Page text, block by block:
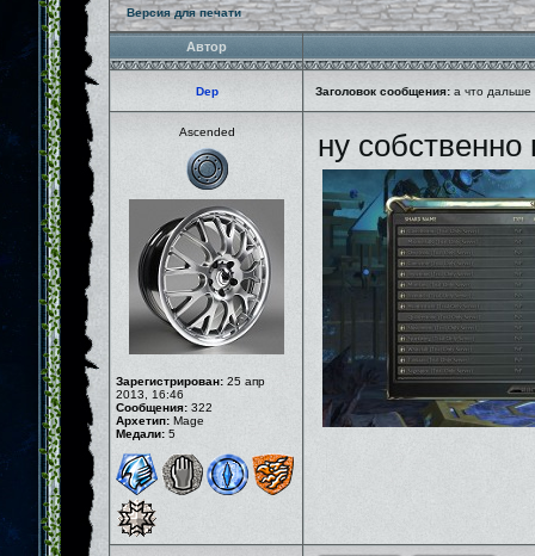
Версия для печати
Автор
Dep Заголовок сообщения: а что дальше
Ascended
Зарегистрирован: 25 апр
2013, 16:46
Сообщения: 322
Архетип: Mage
Медали: 5
ну собственно